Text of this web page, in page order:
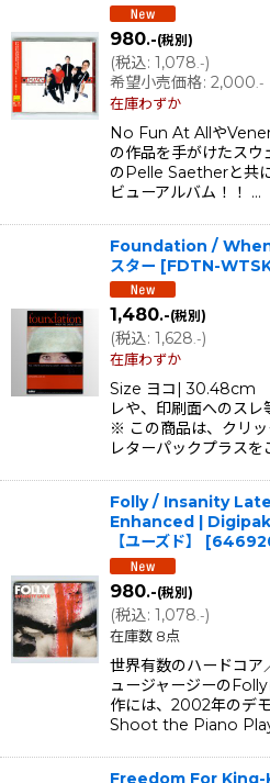
980.-(税別)
(税込: 1,078 .-)
希望小売価格: 2,000 .-
在庫わずか
No Fun At Allや
の作品を手がけたス
のPelle Saetherと共
ビューアルバム！！ …
Foundation /
スター [FDTN-
1,480.-(税別)
(税込: 1,628.-)
在庫わずか
Size ヨコ| 30.48cm
レや、印刷面へのスレ
※ この商品は、クリ
レターパックプラスを
Folly / Insanity
Enhanced |
【ユーズド】
[
980.-(税別)
(税込: 1,078.-)
在庫数 8点
世界有数のハードコア
ュージャージーの
作には、2002年のデ
Shoot the Piano
Freedom For